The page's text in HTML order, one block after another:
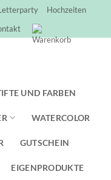
Hochzeiten
UND FARBEN
WATERCOLOR
GUTSCHEIN
EIGENPRODUKTE